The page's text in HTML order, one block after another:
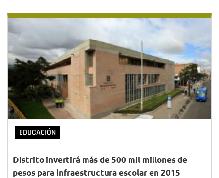
EDUCACIÓN
Distrito invertirá más de 500 mil millones de
pesos para infraestructura escolar en 2015